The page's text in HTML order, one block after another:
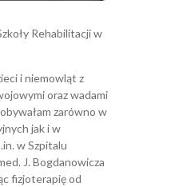
Rehabilitacji w
i niemowląt z
oraz wadami
zarówno w
jak i w
w Szpitalu
J. Bogdanowicza
fizjoterapię od